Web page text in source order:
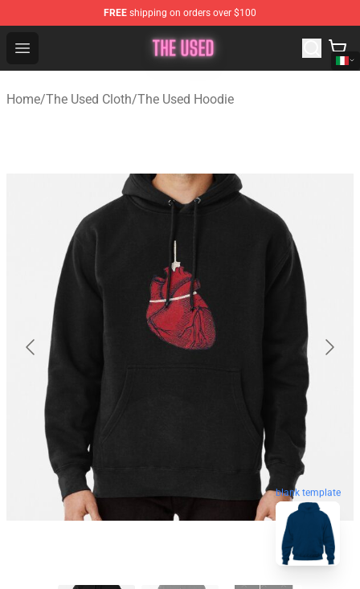
FREE shipping on orders over $100
Open menu
The Used Store - Official The Used Merchandise Shop
Home/The Used Cloth/The Used Hoodie
blank template